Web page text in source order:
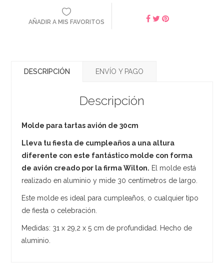
AÑADIR A MIS FAVORITOS
DESCRIPCIÓN ENVÍO Y PAGO
Descripción
Molde para tartas avión de 30cm
Lleva tu fiesta de cumpleaños a una altura
diferente con este fantástico molde con forma
de avión creado por la firma Wilton. El molde está
realizado en aluminio y mide 30 centímetros de largo.
Este molde es ideal para cumpleaños, o cualquier tipo
de fiesta o celebración.
Medidas: 31 x 29,2 x 5 cm de profundidad. Hecho de
aluminio.